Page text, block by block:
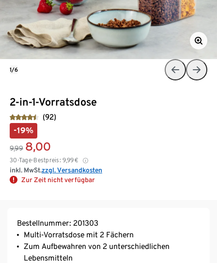
2-in-1-Vorratsdose
(92)
-19%
9,99 8,00
30-Tage-Bestpreis: 9,99€
inkl. MwSt.zzgl. Versandkosten
Zur Zeit nicht verfügbar
1/6
Bestellnummer: 201303
Multi-Vorratsdose mit 2 Fächern
Zum Aufbewahren von 2 unterschiedlichen
Lebensmitteln